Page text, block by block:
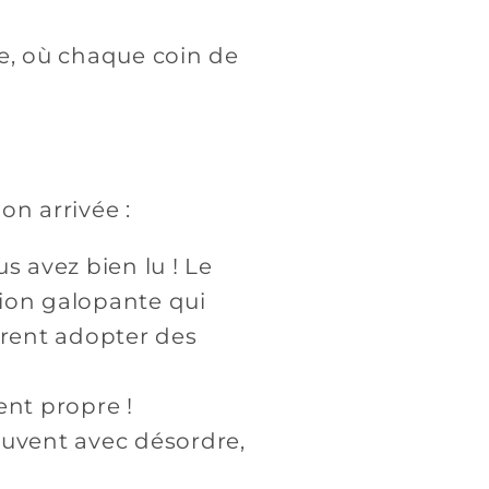
où chaque coin de
arrivée :
avez bien lu ! Le
galopante qui
adopter des
propre !
avec désordre,